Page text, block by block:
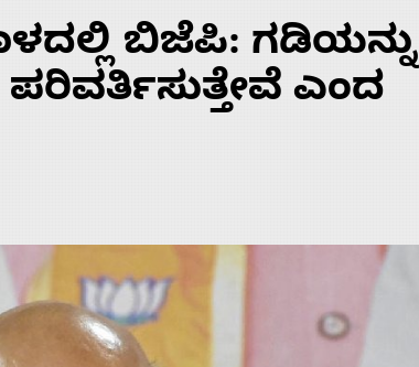
ಬಿಜೆಪಿ: ಗಡಿಯನ್ನು
ಎಂದ